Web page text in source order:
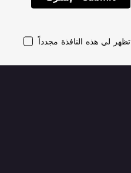
تظهر لي هذه النافذة مجدداً